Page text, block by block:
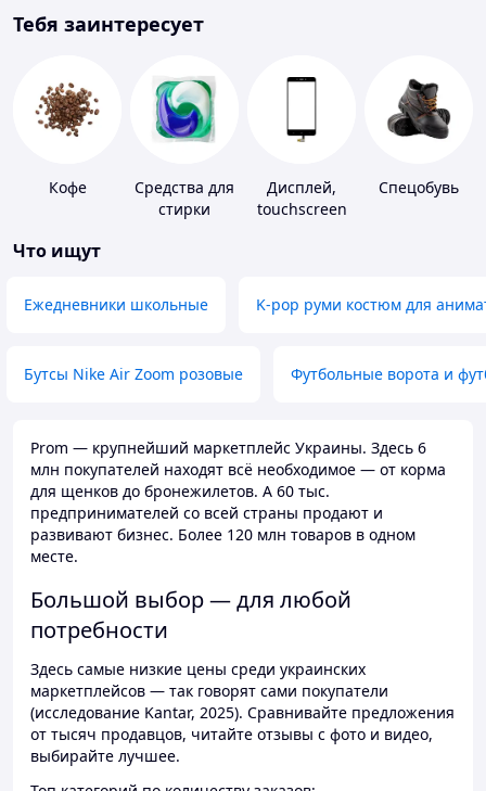
Тебя заинтересует
Кофе
Средства для
стирки
Дисплей,
touchscreen
Спецобувь
Что ищут
Ежедневники школьные K-pop руми костюм для
Бутсы Nike Air Zoom розовые Футбольные ворота и
Prom — крупнейший маркетплейс Украины. Здесь 6
млн покупателей находят всё необходимое — от корма
для щенков до бронежилетов. А 60 тыс.
предпринимателей со всей страны продают и
развивают бизнес. Более 120 млн товаров в одном
месте.
Большой выбор — для любой
потребности
Здесь самые низкие цены среди украинских
маркетплейсов — так говорят сами покупатели
(исследование Kantar, 2025). Сравнивайте предложения
от тысяч продавцов, читайте отзывы с фото и видео,
выбирайте лучшее.